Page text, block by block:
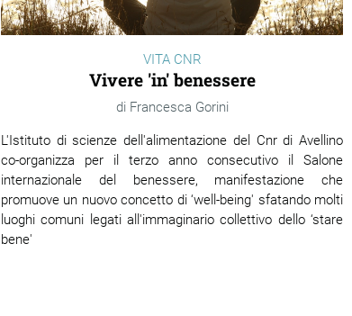
VITA CNR
Vivere 'in' benessere
Francesca Gorini
L'Istituto di scienze dell'alimentazione del Cnr di Avellino
co-organizza per il terzo anno consecutivo il Salone
internazionale del benessere, manifestazione che
promuove un nuovo concetto di ‘well-being' sfatando molti
luoghi comuni legati all'immaginario collettivo dello ‘stare
bene'